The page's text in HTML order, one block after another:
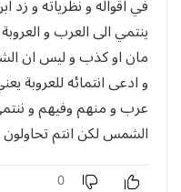
في اقواله و نظرياته و
ينتمي الى العرب و
مان او كذب و ليس ان
عرب و منهم وفيهم و
الشمس لكن انتم تحاولون
0